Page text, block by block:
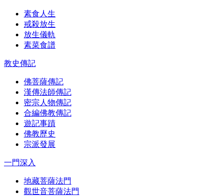
素食人生
戒殺放生
放生儀軌
素菜食譜
教史傳記
佛菩薩傳記
漢傳法師傳記
密宗人物傳記
合編佛教傳記
遊記事蹟
佛教歷史
宗派發展
一門深入
地藏菩薩法門
觀世音菩薩法門